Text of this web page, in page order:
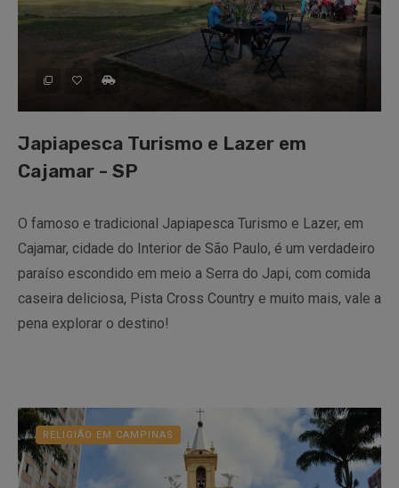
Japiapesca Turismo e Lazer em
Cajamar - SP
O famoso e tradicional Japiapesca Turismo e Lazer, em
Cajamar, cidade do Interior de São Paulo, é um verdadeiro
paraíso escondido em meio a Serra do Japi, com comida
caseira deliciosa, Pista Cross Country e muito mais, vale a
pena explorar o destino!
RELIGIÃO EM CAMPINAS